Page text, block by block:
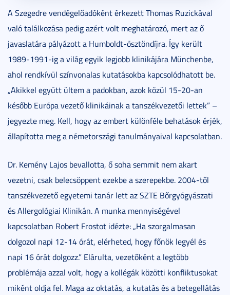
A Szegedre vendégelőadóként érkezett Thomas Ruzickával
való találkozása pedig azért volt meghatározó, mert az ő
javaslatára pályázott a Humboldt-ösztöndíjra. Így került
1989-1991-ig a világ egyik legjobb klinikájára Münchenbe,
ahol rendkívül színvonalas kutatásokba kapcsolódhatott be.
„Akikkel együtt ültem a padokban, azok közül 15-20-an
később Európa vezető klinikáinak a tanszékvezetői lettek” –
jegyezte meg. Kell, hogy az embert különféle behatások érjék,
állapította meg a németországi tanulmányaival kapcsolatban.
Dr. Kemény Lajos bevallotta, ő soha semmit nem akart
vezetni, csak belecsöppent ezekbe a szerepekbe. 2004-től
tanszékvezető egyetemi tanár lett az SZTE Bőrgyógyászati
és Allergológiai Klinikán. A munka mennyiségével
kapcsolatban Robert Frostot idézte: „Ha szorgalmasan
dolgozol napi 12-14 órát, elérheted, hogy főnök legyél és
napi 16 órát dolgozz.” Elárulta, vezetőként a legtöbb
problémája azzal volt, hogy a kollégák közötti konfliktusokat
miként oldja fel. Maga az oktatás, a kutatás és a betegellátás